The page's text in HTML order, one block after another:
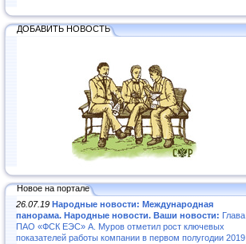
ДОБАВИТЬ НОВОСТЬ
Новое на портале
26.07.19 Народные новости: Международная
панорама. Народные новости. Ваши новости: Глава
ПАО «ФСК ЕЭС» А. Муров отметил рост ключевых
показателей работы компании в первом полугодии 2019